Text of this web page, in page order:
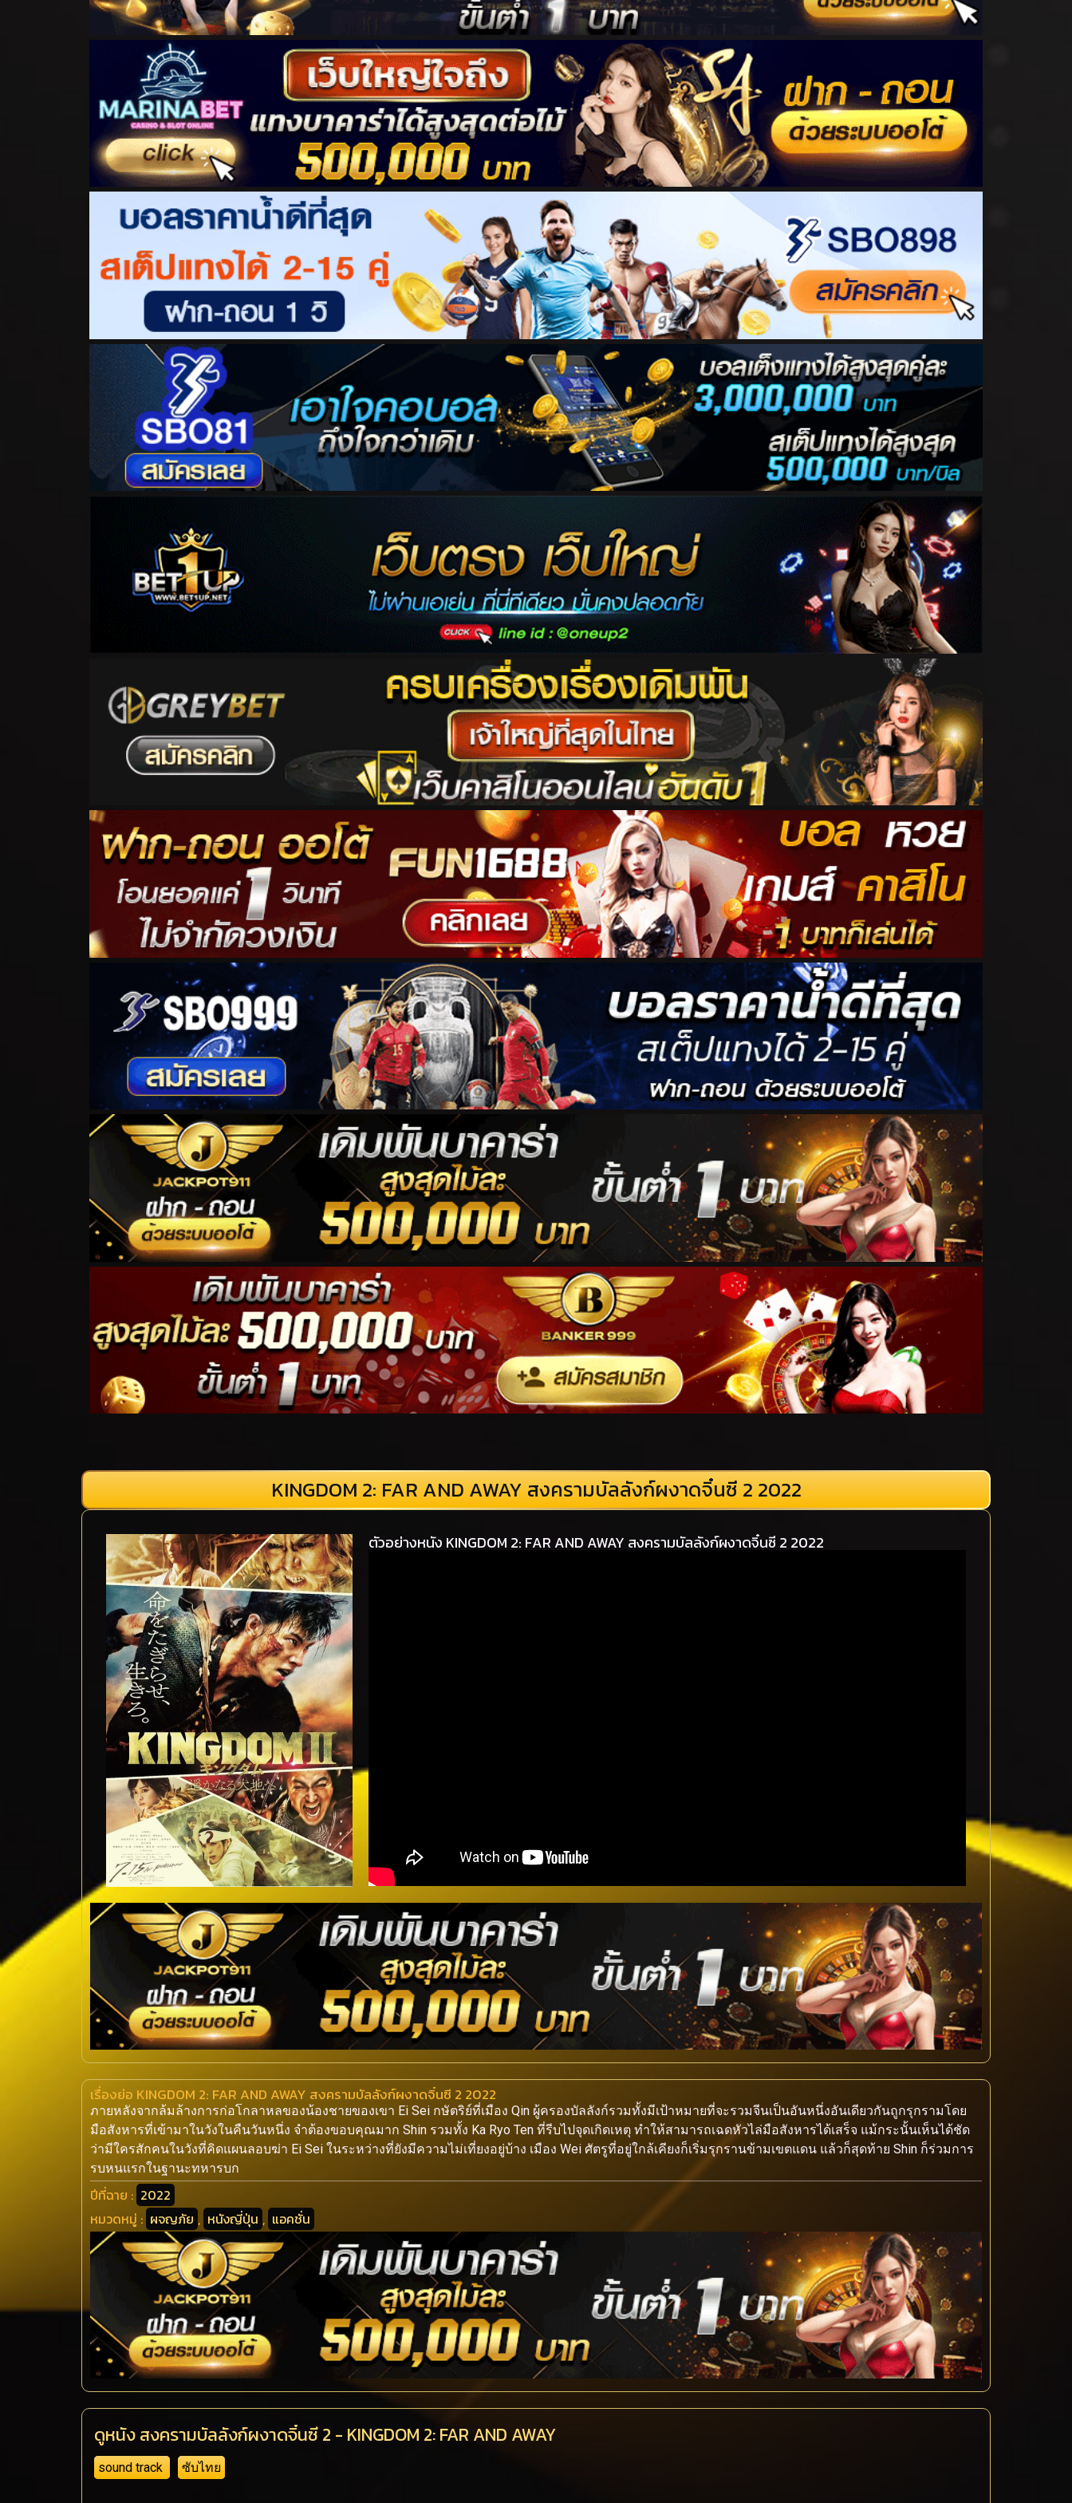
KINGDOM 2: FAR AND AWAY สงครามบัลลังก์ผงาดจิ๋นซี 2 2022
ตัวอย่างหนัง KINGDOM 2: FAR AND AWAY สงครามบัลลังก์ผงาดจิ๋นซี 2 2022
เรื่องย่อ KINGDOM 2: FAR AND AWAY สงครามบัลลังก์ผงาดจิ๋นซี 2 2022
ภายหลังจากล้มล้างการก่อโกลาหลของน้องชายของเขา Ei Sei กษัตริย์ที่เมือง Qin ผู้ครองบัลลังก์รวมทั้งมีเป้าหมายที่จะรวมจีนเป็นอันหนึ่งอันเดียวกันถูกรุกรามโดย
มือสังหารที่เข้ามาในวังในคืนวันหนึ่ง จำต้องขอบคุณมาก Shin รวมทั้ง Ka Ryo Ten ที่รีบไปจุดเกิดเหตุ ทำให้สามารถเฉดหัวไล่มือสังหารได้เสร็จ แม้กระนั้นเห็นได้ชัด
ว่ามีใครสักคนในวังที่คิดแผนลอบฆ่า Ei Sei ในระหว่างที่ยังมีความไม่เที่ยงอยู่บ้าง เมือง Wei ศัตรูที่อยู่ใกล้เคียงก็เริ่มรุกรานข้ามเขตแดน แล้วก็สุดท้าย Shin ก็ร่วมการ
รบหนแรกในฐานะทหารบก
ปีที่ฉาย : 2022
หมวดหมู่ : ผจญภัย , หนังญี่ปุ่น , แอคชั่น
ดูหนัง สงครามบัลลังก์ผงาดจิ๋นซี 2 - KINGDOM 2: FAR AND AWAY
sound track ซับไทย